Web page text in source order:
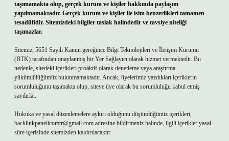
taşımamakta olup, gerçek kurum ve kişiler hakkında paylaşım
yapılmamaktadır. Gerçek kurum ve kişiler ile isim benzerlikleri tamamen
tesadüfidir. Sitemizdeki bilgiler taslak halindedir ve tavsiye niteliği
taşımazlar.
Sitemiz, 5651 Sayılı Kanun gereğince Bilgi Teknolojileri ve İletişim Kurumu
(BTK) tarafından onaylanmış bir Yer Sağlayıcı olarak hizmet vermektedir. Bu
nedenle, sitedeki içerikleri proaktif olarak denetleme veya araştırma
yükümlülüğümüz bulunmamaktadır. Ancak, üyelerimiz yazdıkları içeriklerin
sorumluluğunu taşımakta olup, siteye üye olarak bu sorumluluğu kabul etmiş
sayılırlar.
Hukuka ve yasal düzenlemelere aykırı olduğunu düşündüğünüz içerikleri,
backlinkpanelicomtr@gmail.com adresine bildirmeniz halinde, ilgili içerikler yasal
süre içerisinde sitemizden kaldırılacaktır.